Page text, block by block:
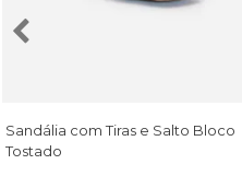
Sandália com Tiras e Salto Bloco
Tostado